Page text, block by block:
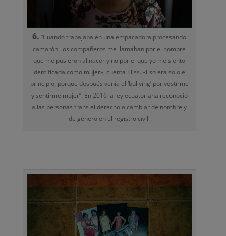
6. “Cuando trabajaba en una empacadora procesando
camarón, los compañeros me llamaban por el nombre
que me pusieron al nacer y no por el que yo me siento
identificada como mujer», cuenta Eliss. «Eso era solo el
principio, porque después venía el ‘bullying’ por vestirme
y sentirme mujer”. En 2016 la ley ecuatoriana reconoció
a las personas trans el derecho a cambiar de nombre y
de género en el registro civil.